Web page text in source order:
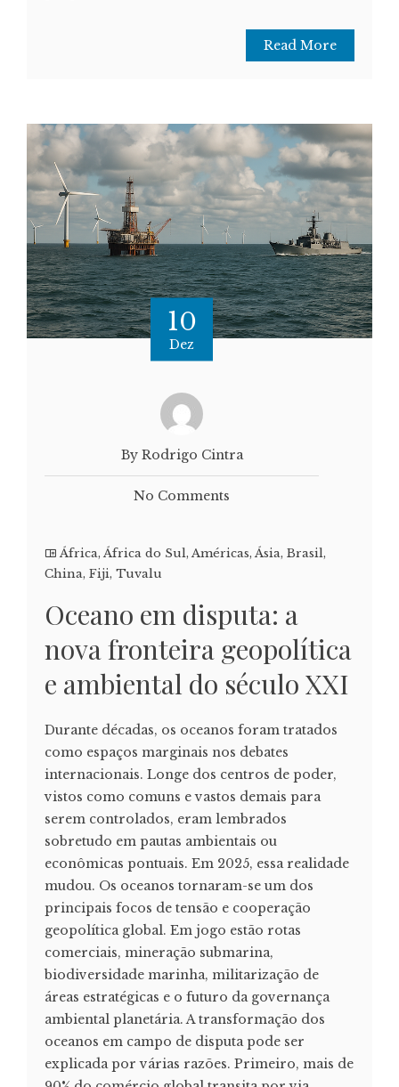
Read More
10
Dez
By Rodrigo Cintra
No Comments
África, África do Sul, Américas, Ásia, Brasil,
China, Fiji, Tuvalu
Oceano em disputa: a
nova fronteira geopolítica
e ambiental do século XXI
Durante décadas, os oceanos foram tratados
como espaços marginais nos debates
internacionais. Longe dos centros de poder,
vistos como comuns e vastos demais para
serem controlados, eram lembrados
sobretudo em pautas ambientais ou
econômicas pontuais. Em 2025, essa realidade
mudou. Os oceanos tornaram-se um dos
principais focos de tensão e cooperação
geopolítica global. Em jogo estão rotas
comerciais, mineração submarina,
biodiversidade marinha, militarização de
áreas estratégicas e o futuro da governança
ambiental planetária. A transformação dos
oceanos em campo de disputa pode ser
explicada por várias razões. Primeiro, mais de